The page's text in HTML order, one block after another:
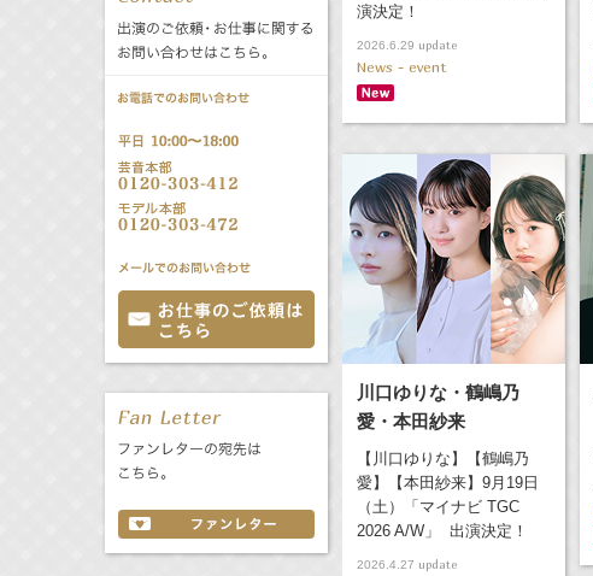
演決定！
2026.6.29 update
News - event
川口ゆりな・鶴嶋乃
愛・本田紗来
【川口ゆりな】【鶴嶋乃
愛】【本田紗来】9月19日
（土）「マイナビ TGC
2026 A/W」 出演決定！
2026.4.27 update
Radio
バラエティ 声優
文化事業部 クリエイター
誕生日 8/8
あ か
さ
た
な
は
ま
や
ら
わ
公式サービス